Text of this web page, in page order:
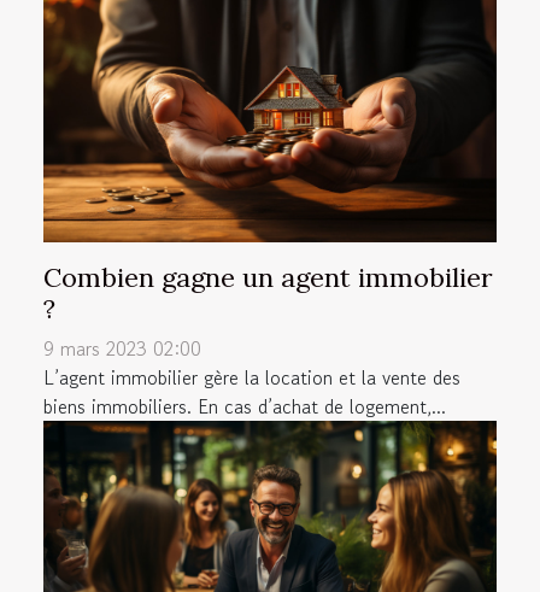
Combien gagne un agent immobilier
?
9 mars 2023 02:00
L’agent immobilier gère la location et la vente des
biens immobiliers. En cas d’achat de logement,...